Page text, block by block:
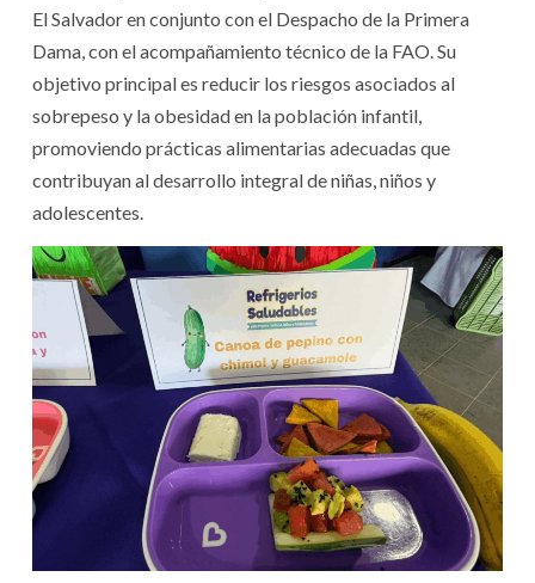
El Salvador en conjunto con el Despacho de la Primera
Dama, con el acompañamiento técnico de la FAO. Su
objetivo principal es reducir los riesgos asociados al
sobrepeso y la obesidad en la población infantil,
promoviendo prácticas alimentarias adecuadas que
contribuyan al desarrollo integral de niñas, niños y
adolescentes.